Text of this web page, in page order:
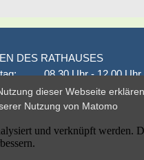
DES RATHAUSES
08.30 Uhr - 12.00 Uhr
14.00 Uhr - 18.00 Uhr
16.00 Uhr - 18.00 Uhr
dieser Webseite
Nutzung von Matomo